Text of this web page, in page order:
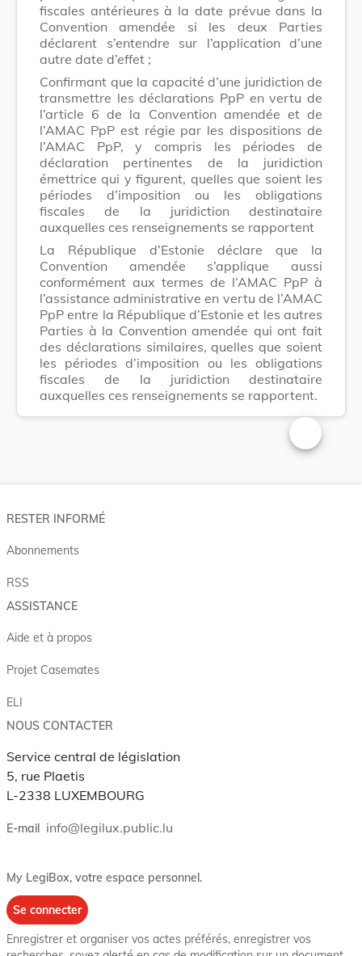
fiscales antérieures à la date prévue dans la
Convention amendée si les deux Parties
déclarent s’entendre sur l’application d’une
autre date d’effet ;
Confirmant que la capacité d’une juridiction de
transmettre les déclarations PpP en vertu de
l’article 6 de la Convention amendée et de
l’AMAC PpP est régie par les dispositions de
l’AMAC PpP, y compris les périodes de
déclaration pertinentes de la juridiction
émettrice qui y figurent, quelles que soient les
périodes d’imposition ou les obligations
fiscales de la juridiction destinataire
auxquelles ces renseignements se rapportent
La République d’Estonie déclare que la
Convention amendée s’applique aussi
conformément aux termes de l’AMAC PpP à
l’assistance administrative en vertu de l’AMAC
PpP entre la République d’Estonie et les autres
Parties à la Convention amendée qui ont fait
des déclarations similaires, quelles que soient
les périodes d’imposition ou les obligations
fiscales de la juridiction destinataire
auxquelles ces renseignements se rapportent.
Changer la
RESTER INFORMÉ
Abonnements
RSS
ASSISTANCE
Aide et à propos
Projet Casemates
ELI
NOUS CONTACTER
Service central de législation
5, rue Plaetis
L-2338 LUXEMBOURG
E-mail info@legilux.public.lu
My LegiBox, votre espace personnel.
Se connecter
Enregistrer et organiser vos actes préférés, enregistrer vos